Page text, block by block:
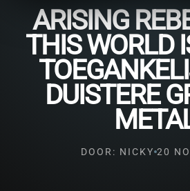
ARISING
THIS WORLD
DUISTERE
DOOR: NICKY 20